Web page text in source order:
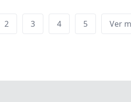
2 3 4 5 Ver